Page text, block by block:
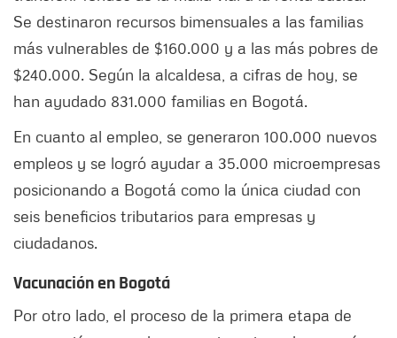
Se destinaron recursos bimensuales a las familias
más vulnerables de $160.000 y a las más pobres de
$240.000. Según la alcaldesa, a cifras de hoy, se
han ayudado 831.000 familias en Bogotá.
En cuanto al empleo, se generaron 100.000 nuevos
empleos y se logró ayudar a 35.000 microempresas
posicionando a Bogotá como la única ciudad con
seis beneficios tributarios para empresas y
ciudadanos.
Vacunación en Bogotá
Por otro lado, el proceso de la primera etapa de